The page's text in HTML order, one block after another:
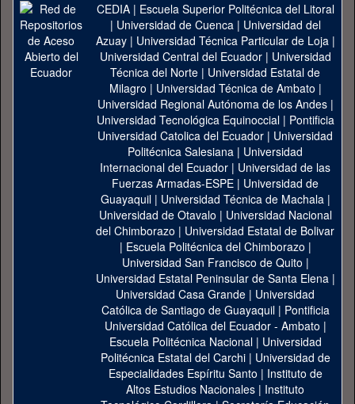
CEDIA| Escuela Superior Politécnica del Litoral
| Universidad de Cuenca| Universidad del
Azuay| Universidad Técnica Particular de Loja|
Universidad Central del Ecuador| Universidad
Técnica del Norte | Universidad Estatal de
Milagro | Universidad Técnica de Ambato |
Universidad Regional Autónoma de los Andes|
Universidad Tecnológica Equinoccial| Pontificia
Universidad Catolica del Ecuador | Universidad
Politécnica Salesiana | Universidad
Internacional del Ecuador | Universidad de las
Fuerzas Armadas-ESPE | Universidad de
Guayaquil| Universidad Técnica de Machala|
Universidad de Otavalo | Universidad Nacional
del Chimborazo | Universidad Estatal de Bolivar
| Escuela Politécnica del Chimborazo |
Universidad San Francisco de Quito |
Universidad Estatal Peninsular de Santa Elena|
Universidad Casa Grande | Universidad
Católica de Santiago de Guayaquil| Pontificia
Universidad Católica del Ecuador - Ambato |
Escuela Politécnica Nacional| Universidad
Politécnica Estatal del Carchi| Universidad de
Especialidades Espíritu Santo | Instituto de
Altos Estudios Nacionales | Instituto